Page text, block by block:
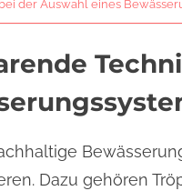
der Auswahl eines
Dazu gehören